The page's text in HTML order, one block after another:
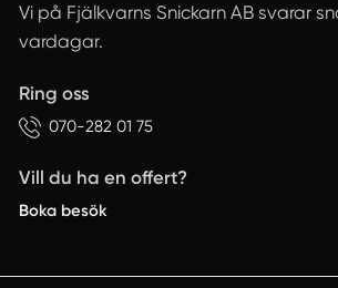
Vi på Fjälkvarns Snickarn AB svarar
vardagar.
Ring oss
070-282 01 75
Vill du ha en offert?
Boka besök